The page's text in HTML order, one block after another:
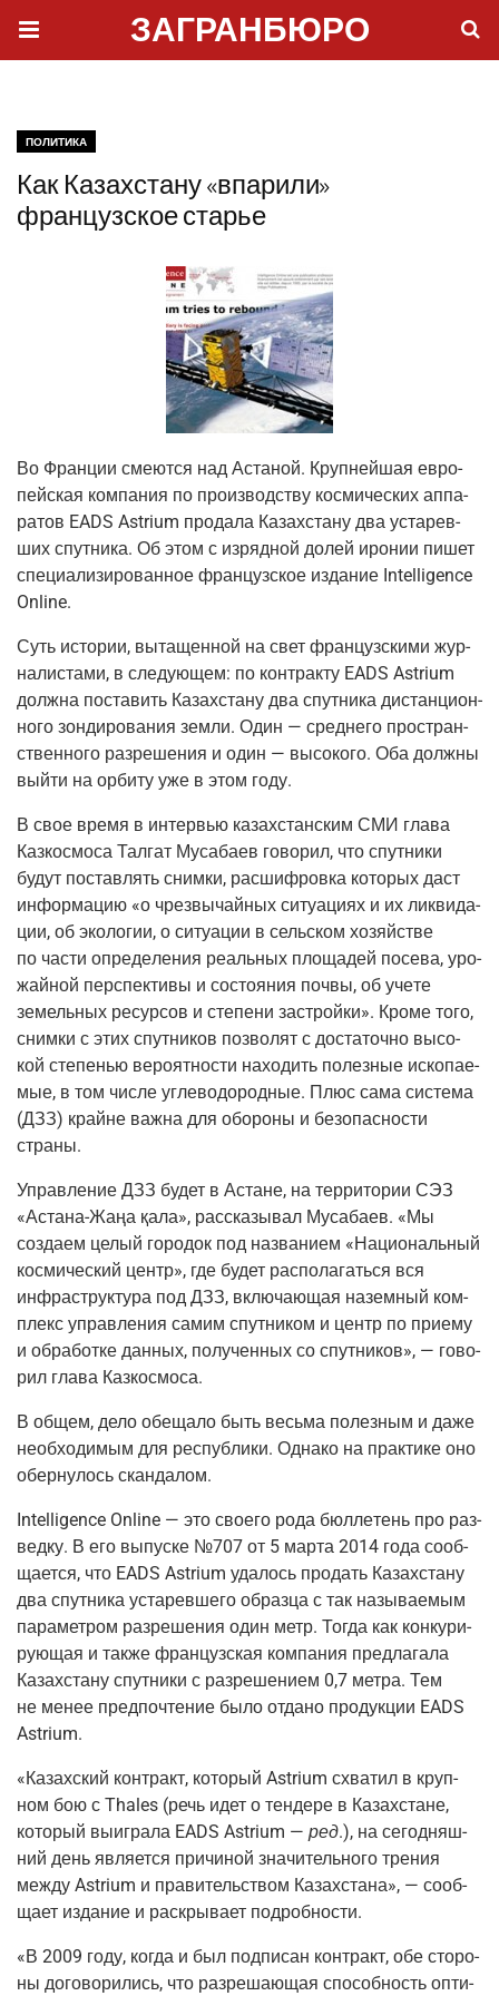
ЗАГРАНБЮРО
ПОЛИТИКА
Как Казахстану «впарили»
французское старье
Во Фран­ции сме­ют­ся над Аста­ной. Круп­ней­шая евро­
пей­ская ком­па­ния по про­из­вод­ству кос­ми­че­ских аппа­
ра­тов EADS Astrium про­да­ла Казах­ста­ну два уста­рев­
ших спут­ни­ка. Об этом с изряд­ной долей иро­нии пишет
спе­ци­а­ли­зи­ро­ван­ное фран­цуз­ское изда­ние Intelligence
Online.
Суть исто­рии, выта­щен­ной на свет фран­цуз­ски­ми жур­
на­ли­ста­ми, в сле­ду­ю­щем: по кон­трак­ту EADS Astrium
долж­на поста­вить Казах­ста­ну два спут­ни­ка дистан­ци­он­
но­го зон­ди­ро­ва­ния зем­ли. Один — сред­не­го про­стран­
ствен­но­го раз­ре­ше­ния и один — высо­ко­го. Оба долж­ны
вый­ти на орби­ту уже в этом году.
В свое вре­мя в интер­вью казах­стан­ским СМИ гла­ва
Каз­ко­с­мо­са Тал­гат Муса­ба­ев гово­рил, что спут­ни­ки
будут постав­лять сним­ки, рас­шиф­ров­ка кото­рых даст
инфор­ма­цию «о чрез­вы­чай­ных ситу­а­ци­ях и их лик­ви­да­
ции, об эко­ло­гии, о ситу­а­ции в сель­ском хозяй­стве
по части опре­де­ле­ния реаль­ных пло­ща­дей посе­ва, уро­
жай­ной пер­спек­ти­вы и состо­я­ния поч­вы, об уче­те
земель­ных ресур­сов и сте­пе­ни застрой­ки». Кро­ме того,
сним­ки с этих спут­ни­ков поз­во­лят с доста­точ­но высо­
кой сте­пе­нью веро­ят­но­сти нахо­дить полез­ные иско­па­е­
мые, в том чис­ле угле­во­до­род­ные. Плюс сама систе­ма
(ДЗЗ) крайне важ­на для обо­ро­ны и без­опас­но­сти
страны.
Управ­ле­ние ДЗЗ будет в Астане, на тер­ри­то­рии СЭЗ
«Аста­на-Жаңа қала», рас­ска­зы­вал Муса­ба­ев. «Мы
созда­ем целый горо­док под назва­ни­ем «Наци­о­наль­ный
кос­ми­че­ский центр», где будет рас­по­ла­гать­ся вся
инфра­струк­ту­ра под ДЗЗ, вклю­ча­ю­щая назем­ный ком­
плекс управ­ле­ния самим спут­ни­ком и центр по при­е­му
и обра­бот­ке дан­ных, полу­чен­ных со спут­ни­ков», — гово­
рил гла­ва Казкосмоса.
В общем, дело обе­ща­ло быть весь­ма полез­ным и даже
необ­хо­ди­мым для рес­пуб­ли­ки. Одна­ко на прак­ти­ке оно
обер­ну­лось скандалом.
Intelligence Online — это сво­е­го рода бюл­ле­тень про раз­
вед­ку. В его выпус­ке №707 от 5 мар­та 2014 года сооб­
ща­ет­ся, что EADS Astrium уда­лось про­дать Казах­ста­ну
два спут­ни­ка уста­рев­ше­го образ­ца с так назы­ва­е­мым
пара­мет­ром раз­ре­ше­ния один метр. Тогда как кон­ку­ри­
ру­ю­щая и так­же фран­цуз­ская ком­па­ния пред­ла­га­ла
Казах­ста­ну спут­ни­ки с раз­ре­ше­ни­ем 0,7 мет­ра. Тем
не менее пред­по­чте­ние было отда­но про­дук­ции EADS
Astrium.
«Казах­ский кон­тракт, кото­рый Astrium схва­тил в круп­
ном бою с Thales (речь идет о тен­де­ре в Казах­стане,
кото­рый выиг­ра­ла EADS Astrium — ред.), на сего­дняш­
ний день явля­ет­ся при­чи­ной зна­чи­тель­но­го тре­ния
меж­ду Astrium и пра­ви­тель­ством Казах­ста­на», — сооб­
ща­ет изда­ние и рас­кры­ва­ет подробности.
«В 2009 году, когда и был под­пи­сан кон­тракт, обе сто­ро­
ны дого­во­ри­лись, что раз­ре­ша­ю­щая спо­соб­ность опти­